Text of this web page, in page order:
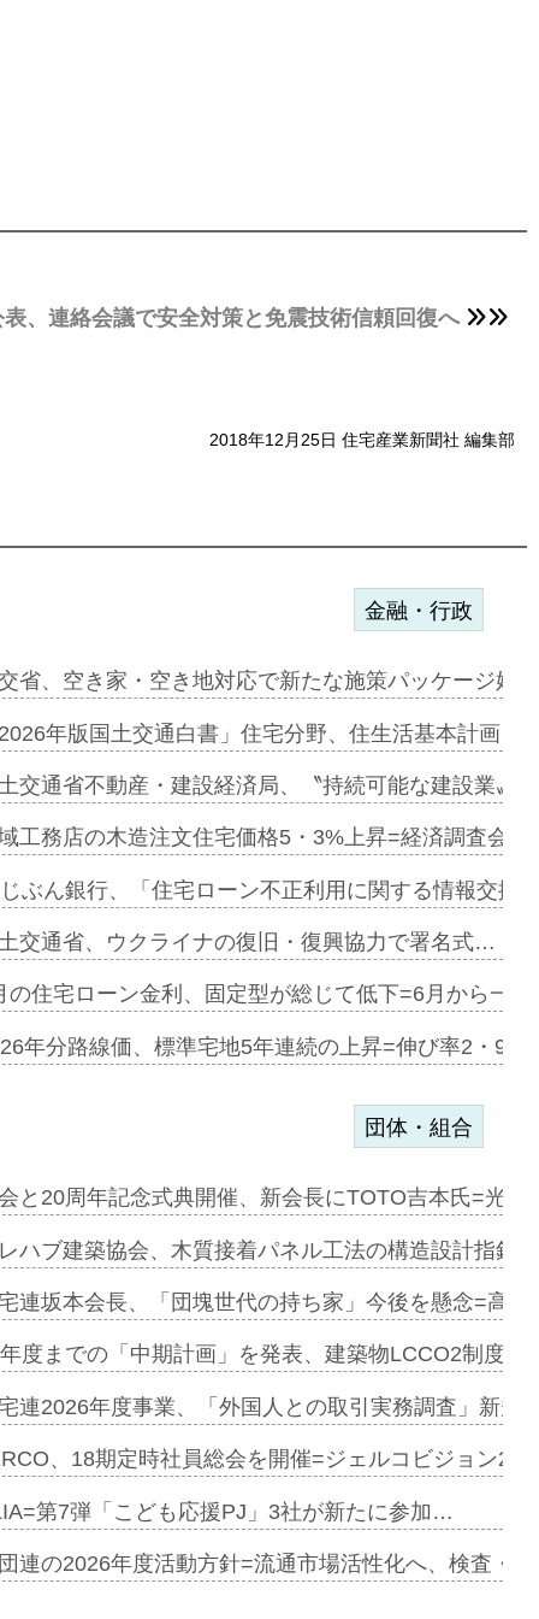
、連絡会議で安全対策と免震技術信頼回復へ
2018年12月25日 住宅産業新聞社 編集部
サー契約…
起用…
ミーレキ…
も城南エ…
合型の賃…
ンカフェ…
協業=お互…
コリビング…
金融・行政
省、空き家・空き地対応で新たな施策パッケージ始
年版国土交通白書」住宅分野、住生活基本計画を
交通省不動産・建設経済局、〝持続可能な建設業〟
工務店の木造注文住宅価格5・3%上昇=経済調査会
ぶん銀行、「住宅ローン不正利用に関する情報交換
交通省、ウクライナの復旧・復興協力で署名式…
の住宅ローン金利、固定型が総じて低下=6月から一
年分路線価、標準宅地5年連続の上昇=伸び率2・
を提案=P…
ンビ…
加=リンナ…
見込む=…
開始=三協…
団体・組合
と20周年記念式典開催、新会長にTOTO吉本氏=光
ハブ建築協会、木質接着パネル工法の構造設計指針
連坂本会長、「団塊世代の持ち家」今後を懸念=高
度までの「中期計画」を発表、建築物LCCO2制度
連2026年度事業、「外国人との取引実務調査」新規
、18期定時社員総会を開催=ジェルコビジョン
第7弾「こども応援PJ」3社が新たに参加…
連の2026年度活動方針=流通市場活性化へ、検査・